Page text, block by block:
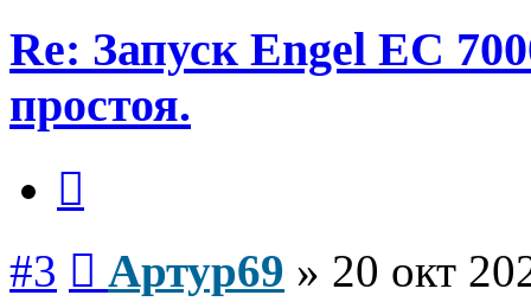
Re: Запуск Engel EC
простоя.
#3 Артур69 » 20 окт